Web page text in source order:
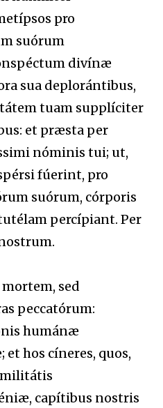
pro
suórum
divínæ
sua deplorántibus,
tuam supplíciter
et præsta per
nóminis tui; ut,
fúerint, pro
suórum, córporis
percípiant. Per
sed
peccatórum:
humánæ
hos cíneres, quos,
capítibus nostris